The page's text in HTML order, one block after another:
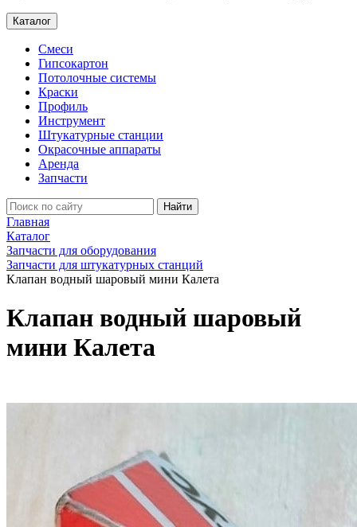
Каталог
Смеси
Гипсокартон
Потолочные системы
Краски
Профиль
Инструмент
Штукатурные станции
Окрасочные аппараты
Аренда
Запчасти
Найти
Главная
Каталог
Запчасти для оборудования
Запчасти для штукатурных станций
Клапан водный шаровый мини Калета
Клапан водный шаровый
мини Калета